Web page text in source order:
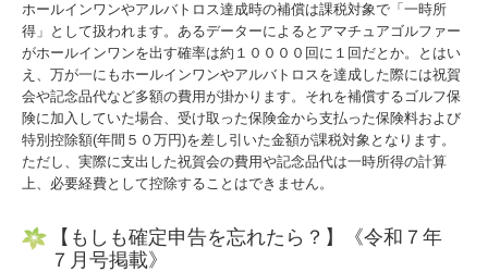
ホールインワンやアルバトロス達成時の補償は課税対象で「一時所
得」として扱われます。あるデーターによるとアマチュアゴルファー
がホールインワンを出す確率は約１００００回に１回だとか。とはい
え、万が一にもホールインワンやアルバトロスを達成した際には祝賀
会や記念品代など多額の費用が掛かります。それを補償するゴルフ保
険に加入していた場合、受け取った保険金から支払った保険料および
特別控除額(年間５０万円)を差し引いた金額が課税対象となります。
ただし、実際に支出した祝賀会の費用や記念品代は一時所得の計算
上、必要経費として控除することはできません。
【もしも確定申告を忘れたら？】《令和７年
７月号掲載》